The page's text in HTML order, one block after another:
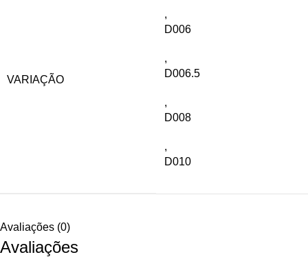
VARIAÇÃO
,
D006
,
D006.5
,
D008
,
D010
Avaliações (0)
Avaliações